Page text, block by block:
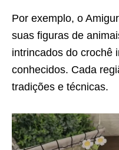
Por exemplo, o
suas figuras de
intrincados do crochê
conhecidos. Cada
tradições e técnicas.